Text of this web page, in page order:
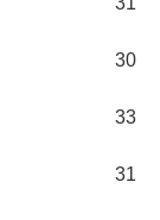
30
33
31